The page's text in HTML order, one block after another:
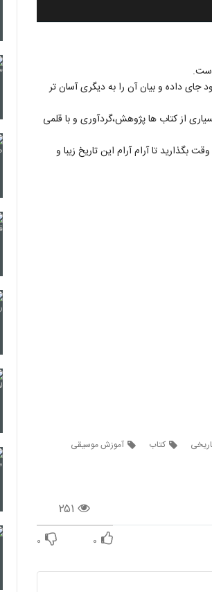
جای داده و بیان آن را به دیگری آسان تر
از کتاب ها پژوهش،گردآوری و با قلمی
بگذارید تا آرام آرام این تاریخ زیبا و
کتاب
آموزش موسیقی
۲۵۱
۰ ۰